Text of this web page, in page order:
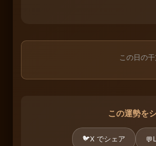
この日の
この運勢を
🐦X でシェア 💬